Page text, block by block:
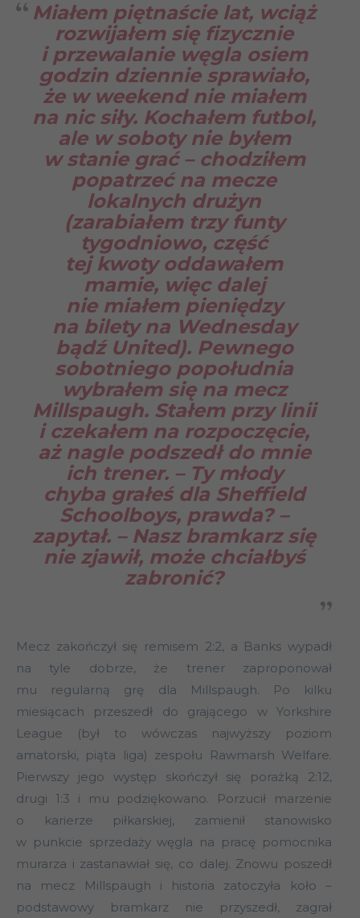
Miałem piętnaście lat, wciąż
rozwijałem się fizycznie
i przewalanie węgla osiem
godzin dziennie sprawiało,
że w weekend nie miałem
na nic siły. Kochałem futbol,
ale w soboty nie byłem
w stanie grać – chodziłem
popatrzeć na mecze
lokalnych drużyn
(zarabiałem trzy funty
tygodniowo, część
tej kwoty oddawałem
mamie, więc dalej
nie miałem pieniędzy
na bilety na Wednesday
bądź United). Pewnego
sobotniego popołudnia
wybrałem się na mecz
Millspaugh. Stałem przy linii
i czekałem na rozpoczęcie,
aż nagle podszedł do mnie
ich trener. – Ty młody
chyba grałeś dla Sheffield
Schoolboys, prawda? –
zapytał. – Nasz bramkarz się
nie zjawił, może chciałbyś
zabronić?
Mecz zakończył się remisem 2:2, a Banks wypadł
na tyle dobrze, że trener zaproponował
mu regularną grę dla Millspaugh. Po kilku
miesiącach przeszedł do grającego w Yorkshire
League (był to wówczas najwyższy poziom
amatorski, piąta liga) zespołu Rawmarsh Welfare.
Pierwszy jego występ skończył się porażką 2:12,
drugi 1:3 i mu podziękowano. Porzucił marzenie
o karierze piłkarskiej, zamienił stanowisko
w punkcie sprzedaży węgla na pracę pomocnika
murarza i zastanawiał się, co dalej. Znowu poszedł
na mecz Millspaugh i historia zatoczyła koło –
podstawowy bramkarz nie przyszedł, zagrał